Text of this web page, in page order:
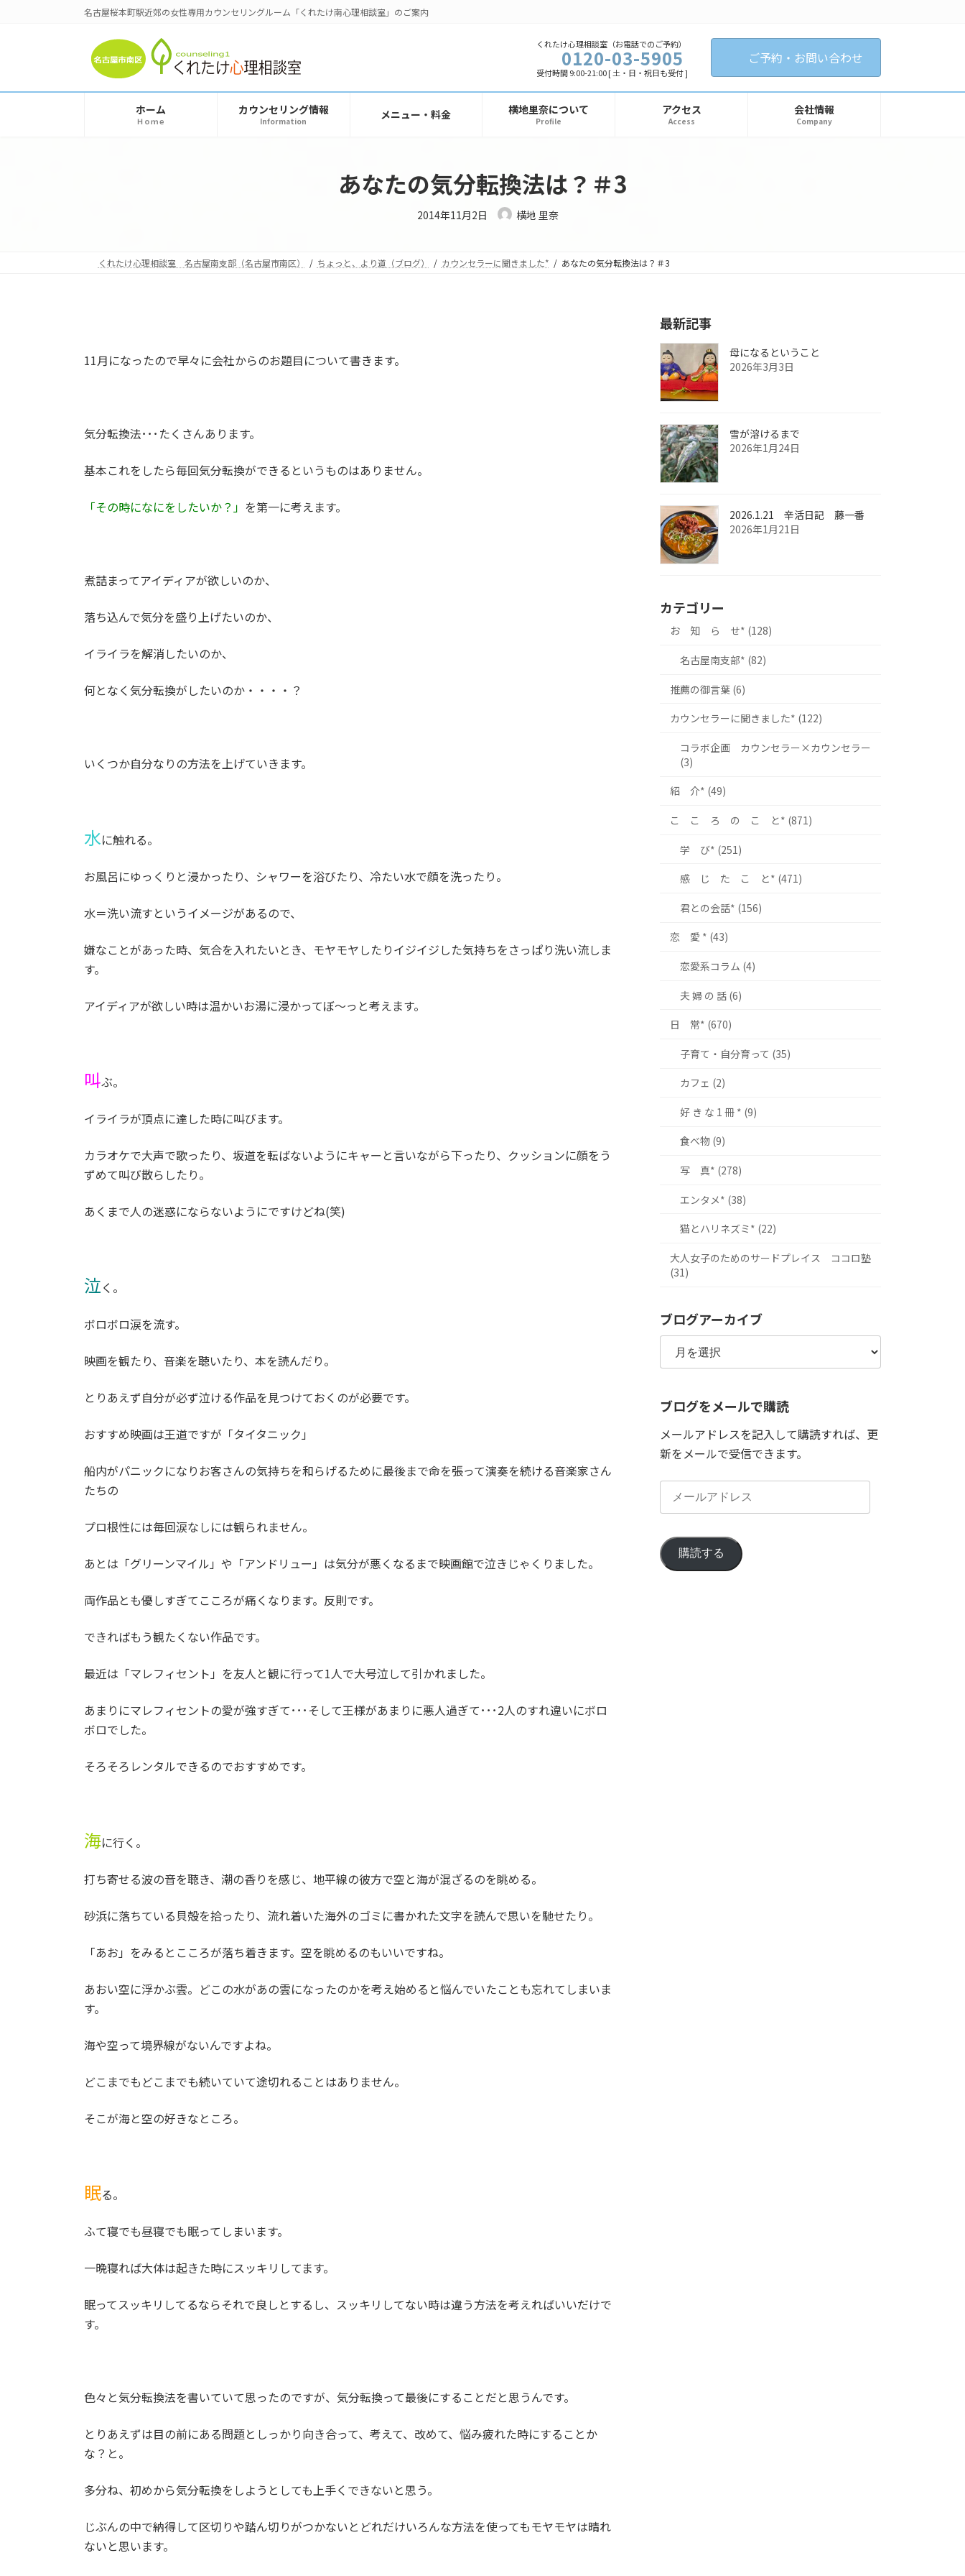
へ
ョ
名古屋桜本町駅近郊の女性専用カウンセリングルーム「くれたけ南心理相談室」のご案内
くれたけ心理相談室（お電話でのご予約）
0120-03-5905
受付時間 9:00-21:00 [ 土・日・祝日も受付 ]
ご予約・お問い合わせ
ホーム
Ｈｏｍｅ
カウンセリング情報
Information メニュー・料金 横地里奈について
Profile
アクセス
Access
会社情報
Company
あなたの気分転換法は？＃3
最
終
時
:
2014年11月2日 横地 里奈
くれたけ心理相談室 名古屋南支部（名古屋市南区） ちょっと、より道（ブログ） カウンセラーに聞きました* あなたの気分転換法は？＃3
11月になったので早々に会社からのお題目について書きます。
気分転換法･･･たくさんあります。
基本これをしたら毎回気分転換ができるというものはありません。
「その時になにをしたいか？」 を第一に考えます。
煮詰まってアイディアが欲しいのか、
落ち込んで気分を盛り上げたいのか、
イライラを解消したいのか、
何となく気分転換がしたいのか・・・・？
いくつか自分なりの方法を上げていきます。
水に触れる。
お風呂にゆっくりと浸かったり、シャワーを浴びたり、冷たい水で顔を洗ったり。
水＝洗い流すというイメージがあるので、
嫌なことがあった時、気合を入れたいとき、モヤモヤしたりイジイジした気持ちをさっぱり洗い流しま
す。
アイディアが欲しい時は温かいお湯に浸かってぼ～っと考えます。
叫ぶ。
イライラが頂点に達した時に叫びます。
カラオケで大声で歌ったり、坂道を転ばないようにキャーと言いながら下ったり、クッションに顔をう
ずめて叫び散らしたり。
あくまで人の迷惑にならないようにですけどね(笑)
泣く。
ボロボロ涙を流す。
映画を観たり、音楽を聴いたり、本を読んだり。
とりあえず自分が必ず泣ける作品を見つけておくのが必要です。
おすすめ映画は王道ですが「タイタニック」
船内がパニックになりお客さんの気持ちを和らげるために最後まで命を張って演奏を続ける音楽家さん
たちの
プロ根性には毎回涙なしには観られません。
あとは「グリーンマイル」や「アンドリュー」は気分が悪くなるまで映画館で泣きじゃくりました。
両作品とも優しすぎてこころが痛くなります。反則です。
できればもう観たくない作品です。
最近は「マレフィセント」を友人と観に行って1人で大号泣して引かれました。
あまりにマレフィセントの愛が強すぎて･･･そして王様があまりに悪人過ぎて･･･2人のすれ違いにボロ
ボロでした。
そろそろレンタルできるのでおすすめです。
海に行く。
打ち寄せる波の音を聴き、潮の香りを感じ、地平線の彼方で空と海が混ざるのを眺める。
砂浜に落ちている貝殻を拾ったり、流れ着いた海外のゴミに書かれた文字を読んで思いを馳せたり。
「あお」をみるとこころが落ち着きます。空を眺めるのもいいですね。
あおい空に浮かぶ雲。どこの水があの雲になったのかを考え始めると悩んでいたことも忘れてしまいま
す。
海や空って境界線がないんですよね。
どこまでもどこまでも続いていて途切れることはありません。
そこが海と空の好きなところ。
眠る。
ふて寝でも昼寝でも眠ってしまいます。
一晩寝れば大体は起きた時にスッキリしてます。
眠ってスッキリしてるならそれで良しとするし、スッキリしてない時は違う方法を考えればいいだけで
す。
色々と気分転換法を書いていて思ったのですが、気分転換って最後にすることだと思うんです。
とりあえずは目の前にある問題としっかり向き合って、考えて、改めて、悩み疲れた時にすることか
な？と。
多分ね、初めから気分転換をしようとしても上手くできないと思う。
じぶんの中で納得して区切りや踏ん切りがつかないとどれだけいろんな方法を使ってもモヤモヤは晴れ
ないと思います。
最新記事
母になるということ
2026年3月3日
雪が溶けるまで
2026年1月24日
2026.1.21 辛活日記 藤一番
2026年1月21日
カテゴリー
お 知 ら せ* (128)
名古屋南支部* (82)
推薦の御言葉 (6)
カウンセラーに聞きました* (122)
コラボ企画 カウンセラー×カウンセラー
(3)
紹 介* (49)
こ こ ろ の こ と* (871)
学 び* (251)
感 じ た こ と* (471)
君との会話* (156)
恋 愛 * (43)
恋愛系コラム (4)
夫 婦 の 話 (6)
日 常* (670)
子育て・自分育って (35)
カフェ (2)
好 き な 1 冊 * (9)
食べ物 (9)
写 真* (278)
エンタメ* (38)
猫とハリネズミ* (22)
大人女子のためのサードプレイス ココロ塾
(31)
ブログアーカイブ
ブ
グ
ー
イ
ブ
ブログをメールで購読
メールアドレスを記入して購読すれば、更
新をメールで受信できます。
ー
ア
ド
購読する